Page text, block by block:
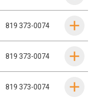
819 373-0074
819 373-0074
819 373-0074